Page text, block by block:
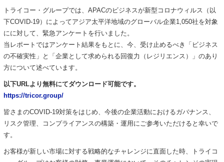
トライコー・グループでは、APACのビジネスが新型コロナウィルス（以
下COVID-19）によってアジア太平洋地域のグローバル企業1,050社を対象
にに対して、緊急アンケートを行いました。
当レポートではアンケート結果をもとに、今、受け止めるべき「ビジネス
の不確実性」と「企業として求められる回復力（レジリエンス）」のあり
方について述べています。
以下URLより無料にてダウンロード可能です。
https://tricor.group/
皆さまのCOVID-19対策をはじめ、今後の企業活動におけるガバナンス、
リスク管理、コンプライアンスの構築・運用にご参考いただけると幸いで
す。
お客様が新しい市場に対する戦略的なチャレンジに直面した時、トライコ